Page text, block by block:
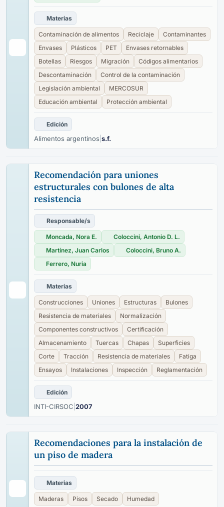
Materias
Contaminación de alimentos Reciclaje
Contaminantes
Envases
Plásticos PET
Envases retornables
Botellas
Riesgos Migración
Códigos alimentarios
Descontaminación
Control de la contaminación
Legislación ambiental
MERCOSUR
Educación ambiental
Protección ambiental
Edición
Alimentos argentinos s.f.
Recomendación para uniones
estructurales con bulones de alta
resistencia
Responsable/s
Moncada, Nora E.
Coloccini, Antonio D. L.
Martínez, Juan Carlos
Coloccini, Bruno A.
Ferrero, Nuria
Materias
Construcciones Uniones Estructuras
Bulones
Resistencia de materiales
Normalización
Componentes constructivos
Certificación
Almacenamiento
Tuercas Chapas
Superficies
Corte
Tracción Resistencia de materiales
Fatiga
Ensayos
Instalaciones Inspección Reglamentación
Edición
INTI-CIRSOC 2007
Recomendaciones para la instalación de
un piso de madera
Materias
Maderas Pisos Secado Humedad